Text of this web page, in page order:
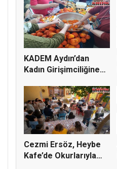
SANAT ŞÖLEN...
KADEM Aydın’dan
Kadın Girişimciliğine
Cezmi Ersöz, Heybe
Kafe’de Okurlarıyla